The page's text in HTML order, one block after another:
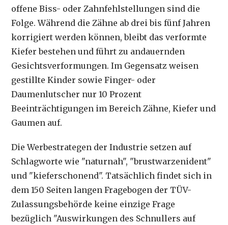
offene Biss- oder Zahnfehlstellungen sind die
Folge. Während die Zähne ab drei bis fünf Jahren
korrigiert werden können, bleibt das verformte
Kiefer bestehen und führt zu andauernden
Gesichtsverformungen. Im Gegensatz weisen
gestillte Kinder sowie Finger- oder
Daumenlutscher nur 10 Prozent
Beeinträchtigungen im Bereich Zähne, Kiefer und
Gaumen auf.
Die Werbestrategen der Industrie setzen auf
Schlagworte wie "naturnah", "brustwarzenident"
und "kieferschonend". Tatsächlich findet sich in
dem 150 Seiten langen Fragebogen der TÜV-
Zulassungsbehörde keine einzige Frage
bezüglich "Auswirkungen des Schnullers auf